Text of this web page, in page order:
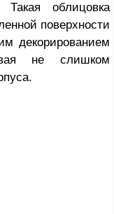
Такая облицовка
поверхности
декорированием
не слишком